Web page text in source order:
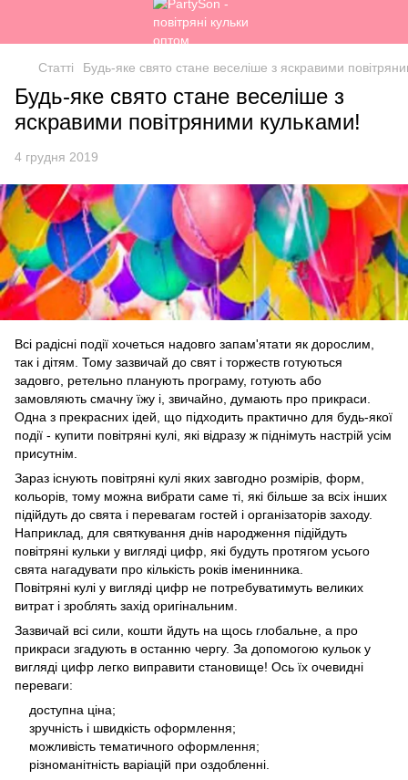
Статті Будь-яке свято стане веселіше з яскравими
Будь-яке свято стане веселіше з
яскравими повітряними кульками!
4 грудня 2019
Всі радісні події хочеться надовго запам'ятати як дорослим,
так і дітям. Тому зазвичай до свят і торжеств готуються
задовго, ретельно планують програму, готують або
замовляють смачну їжу і, звичайно, думають про прикраси.
Одна з прекрасних ідей, що підходить практично для будь-якої
події - купити повітряні кулі, які відразу ж піднімуть настрій усім
присутнім.
Зараз існують повітряні кулі яких завгодно розмірів, форм,
кольорів, тому можна вибрати саме ті, які більше за всіх інших
підійдуть до свята і перевагам гостей і організаторів заходу.
Наприклад, для святкування днів народження підійдуть
повітряні кульки у вигляді цифр, які будуть протягом усього
свята нагадувати про кількість років іменинника.
Повітряні кулі у вигляді цифр не потребуватимуть великих
витрат і зроблять захід оригінальним.
Зазвичай всі сили, кошти йдуть на щось глобальне, а про
прикраси згадують в останню чергу. За допомогою кульок у
вигляді цифр легко виправити становище! Ось їх очевидні
переваги:
доступна ціна;
зручність і швидкість оформлення;
можливість тематичного оформлення;
різноманітність варіацій при оздобленні.